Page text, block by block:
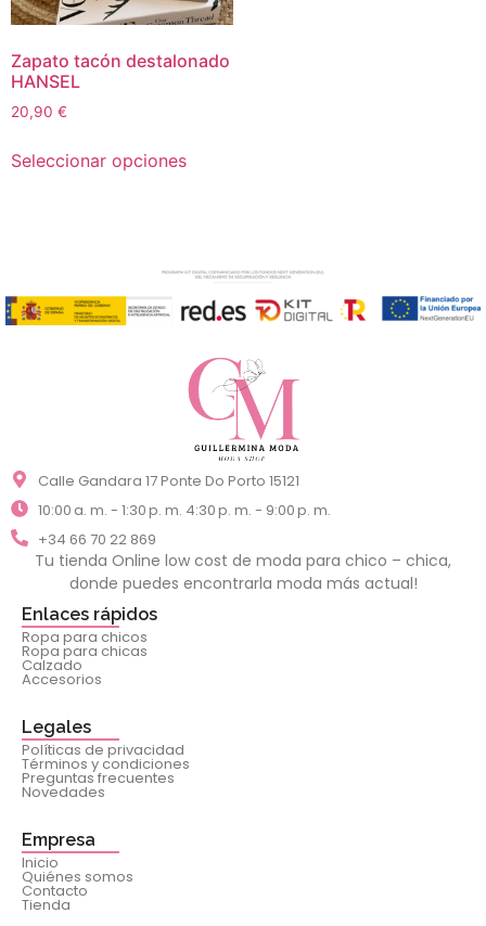
Zapato tacón destalonado
HANSEL
20,90 €
Seleccionar opciones
Calle Gandara 17 Ponte Do Porto 15121
10:00 a. m. - 1:30 p. m. 4:30 p. m. - 9:00 p. m.
+34 66 70 22 869
Tu tienda Online low cost de moda para chico – chica,
donde puedes encontrarla moda más actual!
Enlaces rápidos
Ropa para chicos
Ropa para chicas
Calzado
Accesorios
Legales
Políticas de privacidad
Términos y condiciones
Preguntas frecuentes
Novedades
Empresa
Inicio
Quiénes somos
Contacto
Tienda